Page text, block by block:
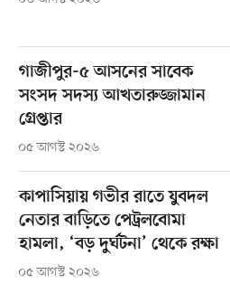
গাজীপুর-৫ আসনের সাবেক
সংসদ সদস্য আখতারুজ্জামান
গ্রেপ্তার
০৫ আগস্ট ২০২৬
কাপাসিয়ায় গভীর রাতে যুবদল
নেতার বাড়িতে পেট্রলবোমা
হামলা, ‘বড় দুর্ঘটনা’ থেকে রক্ষা
০৫ আগস্ট ২০২৬